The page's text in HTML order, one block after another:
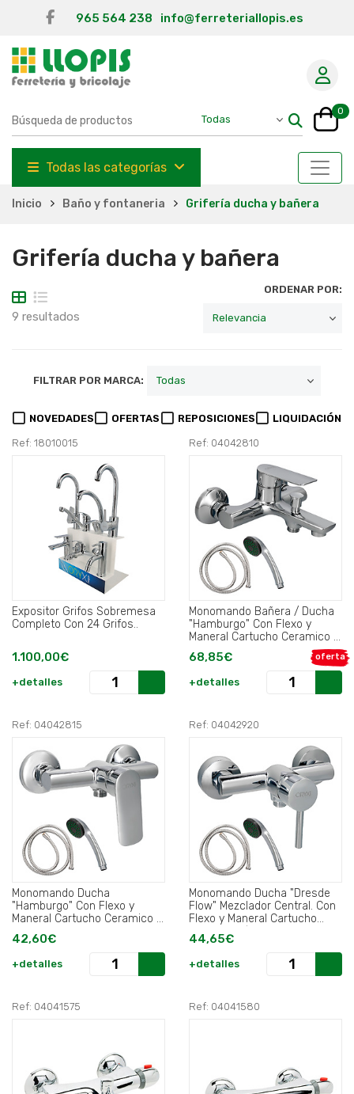
965 564 238 info@ferreteriallopis.es
0
Todas las categorías
Inicio Baño y fontaneria Grifería ducha y bañera
Grifería ducha y bañera
9 resultados
ORDENAR POR:
FILTRAR POR MARCA:
NOVEDADES OFERTAS REPOSICIONES LIQUIDACIÓN
Ref: 18010015
Expositor Grifos Sobremesa
Completo Con 24 Grifos..
1.100,00€
+detalles
Ref: 04042810
Monomando Bañera / Ducha
"Hamburgo" Con Flexo y
Maneral Cartucho Ceramico Ø
35 mm..
oferta
68,85€
+detalles
Ref: 04042815
Monomando Ducha
"Hamburgo" Con Flexo y
Maneral Cartucho Ceramico Ø
35 mm..
42,60€
+detalles
Ref: 04042920
Monomando Ducha "Dresde
Flow" Mezclador Central. Con
Flexo y Maneral Cartucho
Ceramico Ø 35 mm..
44,65€
+detalles
Ref: 04041575 Ref: 04041580